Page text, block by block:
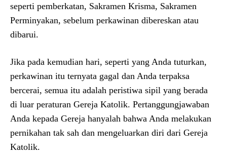
seperti pemberkatan, Sakramen Krisma, Sakramen
Perminyakan, sebelum perkawinan dibereskan atau
dibarui.
Jika pada kemudian hari, seperti yang Anda tuturkan,
perkawinan itu ternyata gagal dan Anda terpaksa
bercerai, semua itu adalah peristiwa sipil yang berada
di luar peraturan Gereja Katolik. Pertanggungjawaban
Anda kepada Gereja hanyalah bahwa Anda melakukan
pernikahan tak sah dan mengeluarkan diri dari Gereja
Katolik.